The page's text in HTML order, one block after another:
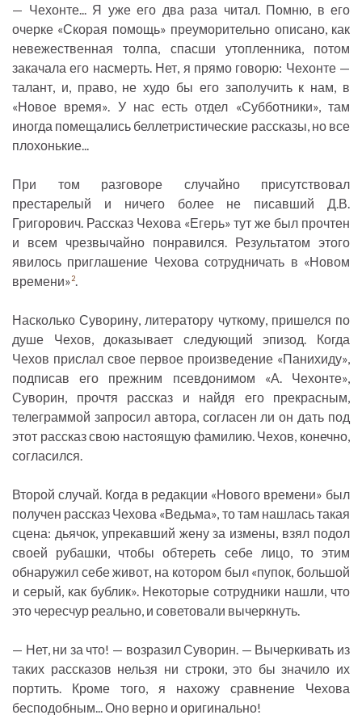
— Чехонте... Я уже его два раза читал. Помню, в его
очерке «Скорая помощь» преуморительно описано, как
невежественная толпа, спасши утопленника, потом
закачала его насмерть. Нет, я прямо говорю: Чехонте —
талант, и, право, не худо бы его заполучить к нам, в
«Новое время». У нас есть отдел «Субботники», там
иногда помещались беллетристические рассказы, но все
плохонькие...
При том разговоре случайно присутствовал
престарелый и ничего более не писавший Д.В.
Григорович. Рассказ Чехова «Егерь» тут же был прочтен
и всем чрезвычайно понравился. Результатом этого
явилось приглашение Чехова сотрудничать в «Новом
времени»2
Насколько Суворину, литератору чуткому, пришелся по
душе Чехов, доказывает следующий эпизод. Когда
Чехов прислал свое первое произведение «Панихиду»,
подписав его прежним псевдонимом «А. Чехонте»,
Суворин, прочтя рассказ и найдя его прекрасным,
телеграммой запросил автора, согласен ли он дать под
этот рассказ свою настоящую фамилию. Чехов, конечно,
согласился.
Второй случай. Когда в редакции «Нового времени» был
получен рассказ Чехова «Ведьма», то там нашлась такая
сцена: дьячок, упрекавший жену за измены, взял подол
своей рубашки, чтобы обтереть себе лицо, то этим
обнаружил себе живот, на котором был «пупок, большой
и серый, как бублик». Некоторые сотрудники нашли, что
это чересчур реально, и советовали вычеркнуть.
— Нет, ни за что! — возразил Суворин. — Вычеркивать из
таких рассказов нельзя ни строки, это бы значило их
портить. Кроме того, я нахожу сравнение Чехова
бесподобным... Оно верно и оригинально!